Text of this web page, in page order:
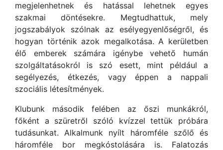
megjelenhetnek és hatással lehetnek egyes
szakmai döntésekre. Megtudhattuk, mely
jogszabályok szólnak az esélyegyenlőségről, és
hogyan történik azok megalkotása. A kerületben
élő emberek számára igénybe vehető humán
szolgáltatásokról is szó esett, mint például a
segélyezés, étkezés, vagy éppen a nappali
szociális létesítmények.
Klubunk második felében az őszi munkákról,
főként a szüretről szóló kvízzel tettük próbára
tudásunkat. Alkalmunk nyílt háromféle szőlő és
háromféle bor megkóstolására is. Falatozás